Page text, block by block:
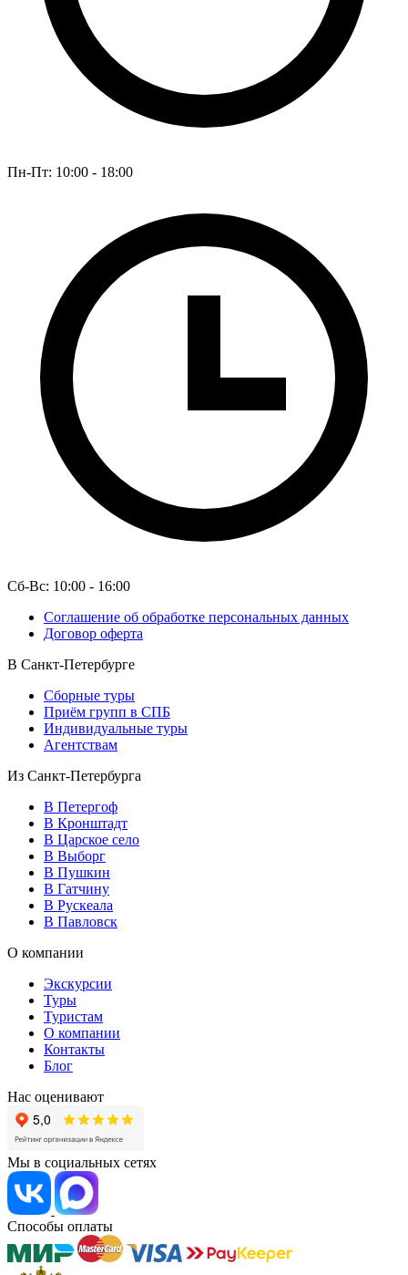
Пн-Пт: 10:00 - 18:00
Сб-Вс: 10:00 - 16:00
Соглашение об обработке персональных данных
Договор оферта
В Санкт-Петербурге
Сборные туры
Приём групп в СПБ
Индивидуальные туры
Агентствам
Из Санкт-Петербурга
В Петергоф
В Кронштадт
В Царское село
В Выборг
В Пушкин
В Гатчину
В Рускеала
В Павловск
О компании
Экскурсии
Туры
Туристам
О компании
Контакты
Блог
Нас оценивают
Мы в социальных сетях
Способы оплаты